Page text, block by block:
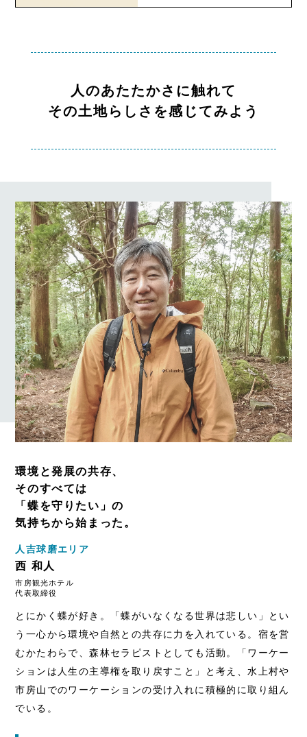
人のあたたかさに触れて
その土地らしさを感じてみよう
環境と発展の共存、
そのすべては
「蝶を守りたい」の
気持ちから始まった。
人吉球磨エリア
西 和人
市房観光ホテル
代表取締役
とにかく蝶が好き。「蝶がいなくなる世界は悲しい」とい
う一心から環境や自然との共存に力を入れている。宿を営
むかたわらで、森林セラピストとしても活動。「ワーケー
ションは人生の主導権を取り戻すこと」と考え、水上村や
市房山でのワーケーションの受け入れに積極的に取り組ん
でいる。